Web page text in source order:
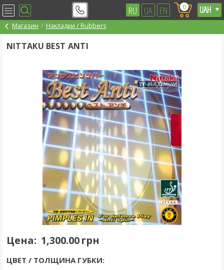
RU UA EN 0
Магазин Накладки / Rubbers
NITTAKU BEST ANTI
Цена: 1,300.00 грн
ЦВЕТ / ТОЛЩИНА ГУБКИ: